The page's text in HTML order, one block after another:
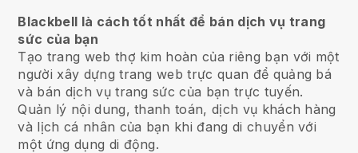
Blackbell là cách tốt nhất để bán dịch vụ trang
sức của bạn
Tạo trang web thợ kim hoàn của riêng bạn với một
người xây dựng trang web trực quan để quảng bá
và bán dịch vụ trang sức của bạn trực tuyến.
Quản lý nội dung, thanh toán, dịch vụ khách hàng
và lịch cá nhân của bạn khi đang di chuyển với
một ứng dụng di động.